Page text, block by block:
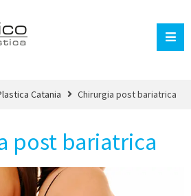
Catania Chirurgia post bariatrica
post bariatrica